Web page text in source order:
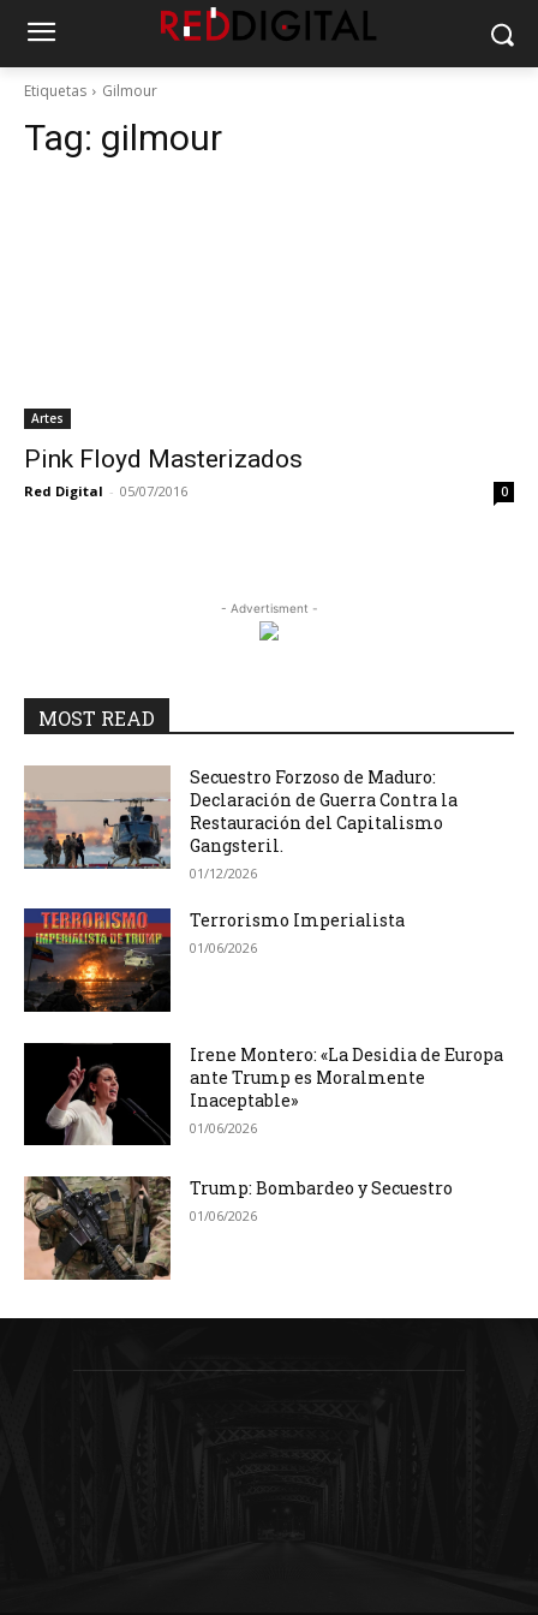
Etiquetas Gilmour
Tag: gilmour
Artes
Pink Floyd Masterizados
Red Digital - 05/07/2016 0
- Advertisment -
MOST READ
Secuestro Forzoso de Maduro:
Declaración de Guerra Contra la
Restauración del Capitalismo
Gangsteril.
01/12/2026
Terrorismo Imperialista
01/06/2026
Irene Montero: «La Desidia de Europa
ante Trump es Moralmente
Inaceptable»
01/06/2026
Trump: Bombardeo y Secuestro
01/06/2026